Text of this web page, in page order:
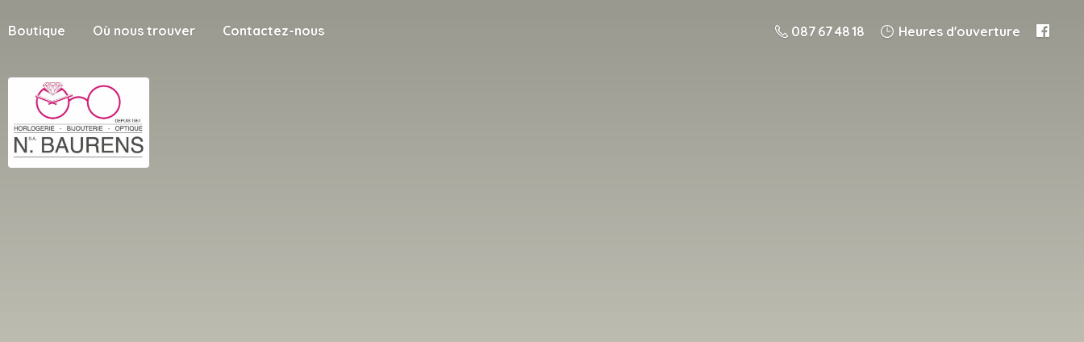
Boutique Où nous trouver Contactez-nous 087 67 48 18 Heures d'ouverture